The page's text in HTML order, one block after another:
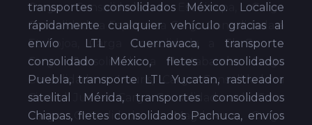
transportes consolidados México. Localice
rápidamente cualquier vehículo gracias al
envío LTL Cuernavaca, transporte
consolidado México, fletes consolidados
Puebla, transporte LTL Yucatan, rastreador
satelital Mérida, transportes consolidados
Chiapas, fletes consolidados Pachuca, envíos